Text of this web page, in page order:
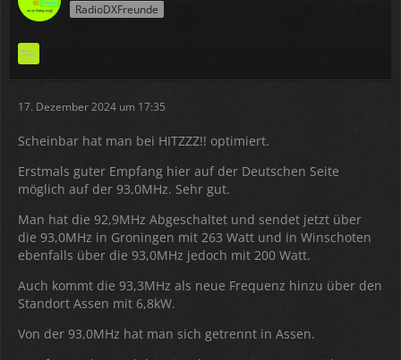
RadioDXFreunde
17. Dezember 2024 um 17:35
Scheinbar hat man bei HITZZZ!! optimiert.
Erstmals guter Empfang hier auf der Deutschen Seite
möglich auf der 93,0MHz. Sehr gut.
Man hat die 92,9MHz Abgeschaltet und sendet jetzt über
die 93,0MHz in Groningen mit 263 Watt und in Winschoten
ebenfalls über die 93,0MHz jedoch mit 200 Watt.
Auch kommt die 93,3MHz als neue Frequenz hinzu über den
Standort Assen mit 6,8kW.
Von der 93,0MHz hat man sich getrennt in Assen.